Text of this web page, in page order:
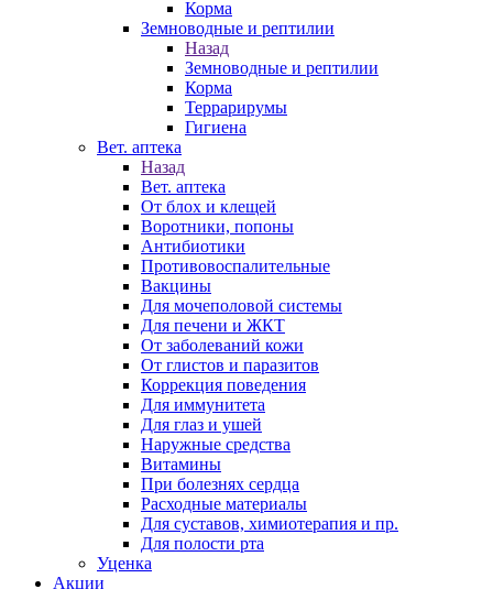
Корма
Земноводные и рептилии
Назад
Земноводные и рептилии
Корма
Террарирумы
Гигиена
Вет. аптека
Назад
Вет. аптека
От блох и клещей
Воротники, попоны
Антибиотики
Противовоспалительные
Вакцины
Для мочеполовой системы
Для печени и ЖКТ
От заболеваний кожи
От глистов и паразитов
Коррекция поведения
Для иммунитета
Для глаз и ушей
Наружные средства
Витамины
При болезнях сердца
Расходные материалы
Для суставов, химиотерапия и пр.
Для полости рта
Уценка
Акции